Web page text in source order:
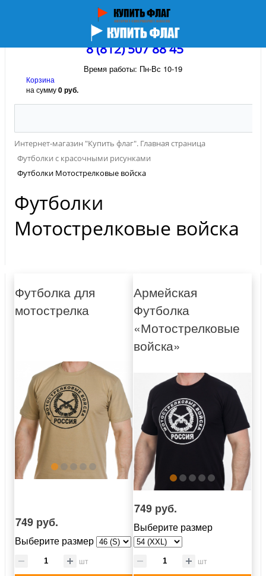
8 (812) 507 88 45
Время работы: Пн-Вс 10-19
Корзина
на сумму0 руб.
Интернет-магазин "Купить флаг". Главная страница
Футболки с красочными рисунками
Футболки Мотострелковые войска
Футболки
Мотострелковые войска
Футболка для
мотострелка
749 руб.
Выберите размер
шт
Армейская
Футболка
«Мотострелковые
войска»
749 руб.
Выберите размер
шт